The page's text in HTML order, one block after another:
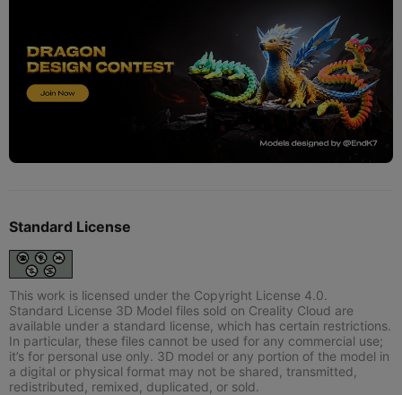
Standard License
This work is licensed under the Copyright License 4.0.
Standard License 3D Model files sold on Creality Cloud are
available under a standard license, which has certain restrictions.
In particular, these files cannot be used for any commercial use;
it’s for personal use only. 3D model or any portion of the model in
a digital or physical format may not be shared, transmitted,
redistributed, remixed, duplicated, or sold.